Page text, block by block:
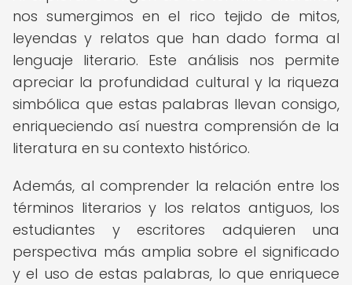
nos sumergimos en el rico tejido de mitos,
leyendas y relatos que han dado forma al
lenguaje literario. Este análisis nos permite
apreciar la profundidad cultural y la riqueza
simbólica que estas palabras llevan consigo,
enriqueciendo así nuestra comprensión de la
literatura en su contexto histórico.
Además, al comprender la relación entre los
términos literarios y los relatos antiguos, los
estudiantes y escritores adquieren una
perspectiva más amplia sobre el significado
y el uso de estas palabras, lo que enriquece